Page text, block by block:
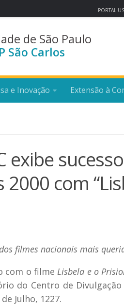
PORTAL
de São Paulo
São Carlos
e Inovação Extensão à
exibe
com
filmes nacionais mais
com o filme Lisbela e o
do Centro de
Julho, 1227.